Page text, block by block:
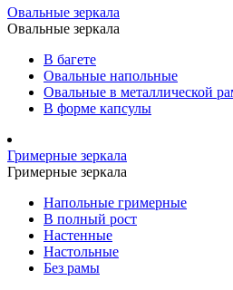
Овальные зеркала
Овальные зеркала
В багете
Овальные напольные
Овальные в металлической
В форме капсулы
Гримерные зеркала
Гримерные зеркала
Напольные гримерные
В полный рост
Настенные
Настольные
Без рамы